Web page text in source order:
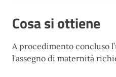
Cosa si ottiene
A procedimento concluso
l'assegno di maternità